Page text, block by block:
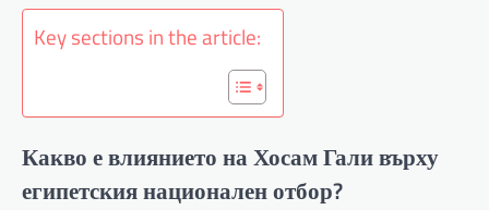
Key sections in the article:
Какво е влиянието на Хосам Гали върху
египетския национален отбор?